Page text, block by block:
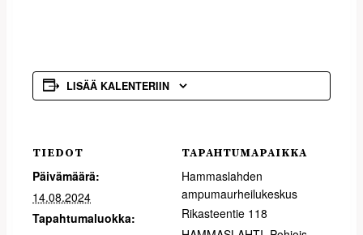
LISÄÄ KALENTERIIN
TIEDOT
Päivämäärä:
14.08.2024
Tapahtumaluokka:
TAPAHTUMAPAIKKA
Hammaslahden
ampumaurheilukeskus
Rikasteentie 118